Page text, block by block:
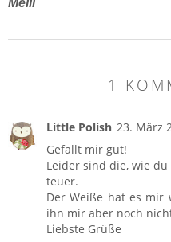
Melli
1
Little Polish 23. März
Gefällt mir gut!
Leider sind die, wie
teuer.
Der Weiße hat es mir
ihn mir aber noch
Liebste Grüße